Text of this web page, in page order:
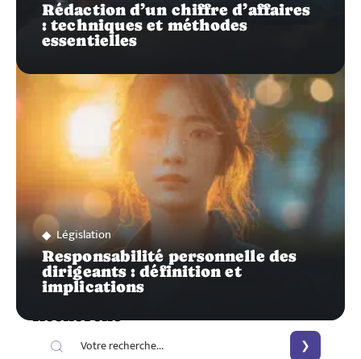
Rédaction d’un chiffre d’affaires
: techniques et méthodes
essentielles
Législation
Responsabilité personnelle des
dirigeants : définition et
implications
Recherche